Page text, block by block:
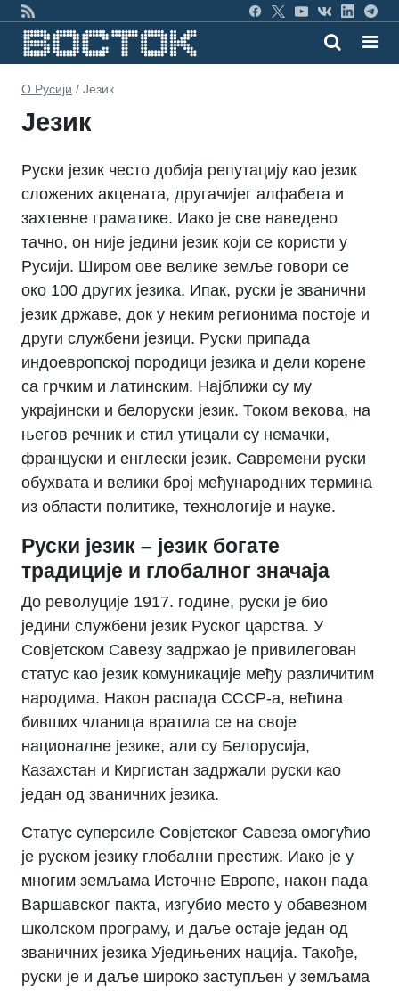
О Русији / Језик
Језик
Руски језик често добија репутацију као језик
сложених акцената, другачијег алфабета и
захтевне граматике. Иако је све наведено
тачно, он није једини језик који се користи у
Русији. Широм ове велике земље говори се
око 100 других језика. Ипак, руски је званични
језик државе, док у неким регионима постоје и
други службени језици. Руски припада
индоевропској породици језика и дели корене
са грчким и латинским. Најближи су му
украјински и белоруски језик. Током векова, на
његов речник и стил утицали су немачки,
француски и енглески језик. Савремени руски
обухвата и велики број међународних термина
из области политике, технологије и науке.
Руски језик – језик богате
традиције и глобалног значаја
До револуције 1917. године, руски је био
једини службени језик Руског царства. У
Совјетском Савезу задржао је привилегован
статус као језик комуникације међу различитим
народима. Након распада СССР-а, већина
бивших чланица вратила се на своје
националне језике, али су Белорусија,
Казахстан и Киргистан задржали руски као
један од званичних језика.
Статус суперсиле Совјетског Савеза омогућио
је руском језику глобални престиж. Иако је у
многим земљама Источне Европе, након пада
Варшавског пакта, изгубио место у обавезном
школском програму, и даље остаје један од
званичних језика Уједињених нација. Такође,
руски је и даље широко заступљен у земљама